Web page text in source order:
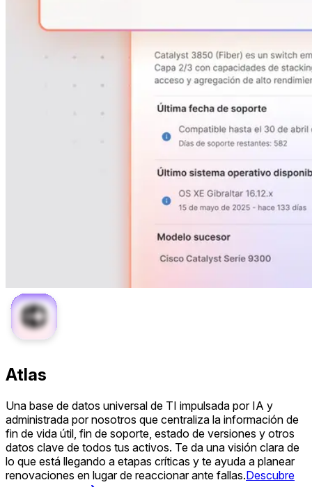
Atlas
Una base de datos universal de TI impulsada por IA y
administrada por nosotros que centraliza la información de
fin de vida útil, fin de soporte, estado de versiones y otros
datos clave de todos tus activos. Te da una visión clara de
lo que está llegando a etapas críticas y te ayuda a planear
renovaciones en lugar de reaccionar ante fallas.Descubre